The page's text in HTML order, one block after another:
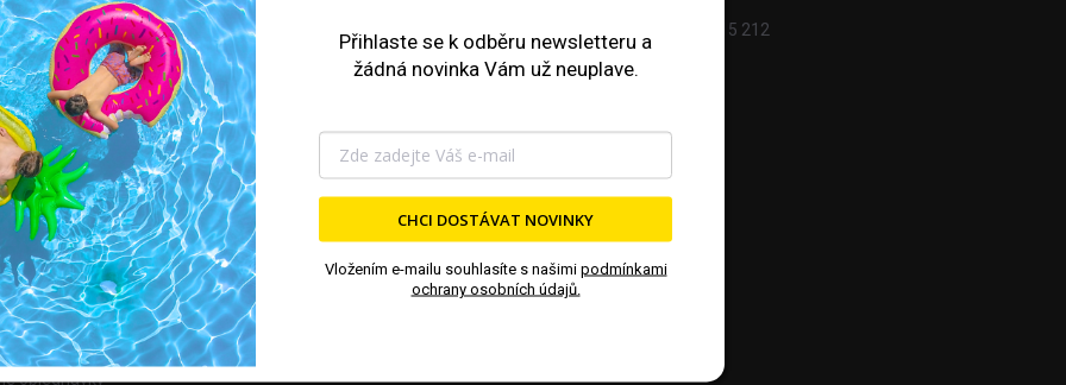
program
a platba
podmínky a reklamační řád
ochrany osobních údajů
objednávky
607 015 212
Přihlaste se k odběru newsletteru a
žádná novinka Vám už neuplave.
CHCI DOSTÁVAT NOVINKY
Vložením e-mailu souhlasíte s našimi podmínkami
ochrany osobních údajů.